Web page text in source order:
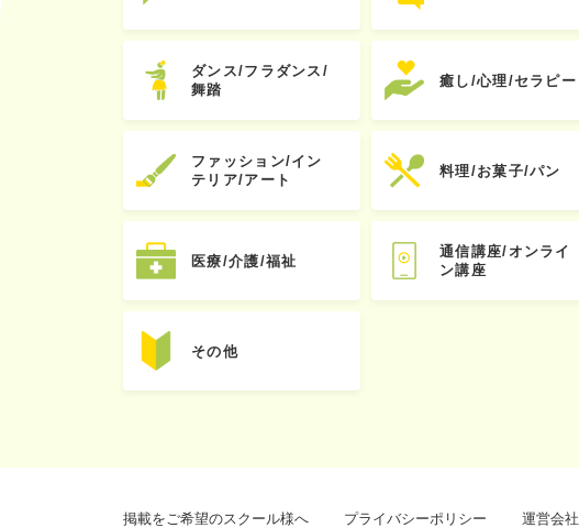
ダンス/フラダンス/
舞踏
癒し/心理/セラピー
ファッション/イン
テリア/アート
料理/お菓子/パン
医療/介護/福祉
通信講座/オンライ
ン講座
その他
掲載をご希望のスクール様へ プライバシーポリシー 運営会社